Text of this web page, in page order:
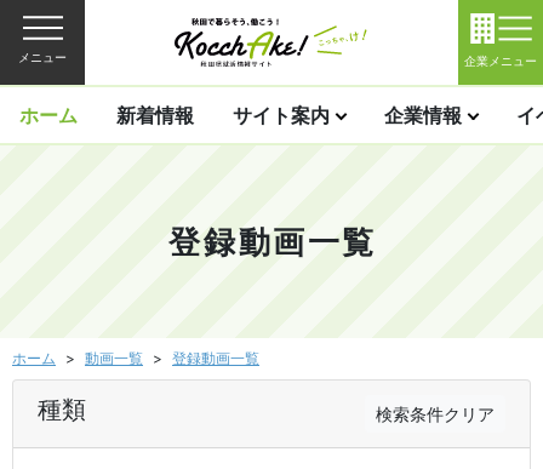
メニュー 企業メニュー
ホーム 新着情報 サイト案内 企業情報 イ
登録動画一覧
ホーム 動画一覧 登録動画一覧
種類 検索条件クリア